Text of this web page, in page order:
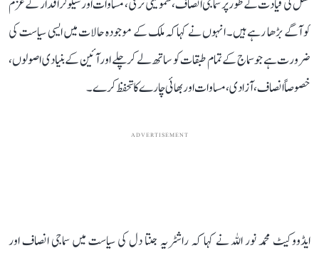
نسل کی قیادت کے طور پر سماجی انصاف، شمولیتی ترقی، مساوات اور سیکولر اقدار کے عزم
کو آگے بڑھا رہے ہیں۔ انہوں نے کہا کہ ملک کے موجودہ حالات میں ایسی سیاست کی
ضرورت ہے جو سماج کے تمام طبقات کو ساتھ لے کر چلے اور آئین کے بنیادی اصولوں،
خصوصاً انصاف، آزادی، مساوات اور بھائی چارے کا تحفظ کرے۔
ADVERTISEMENT
ایڈووکیٹ محمد نور اللہ نے کہا کہ راشٹریہ جنتا دل کی سیاست میں سماجی انصاف اور